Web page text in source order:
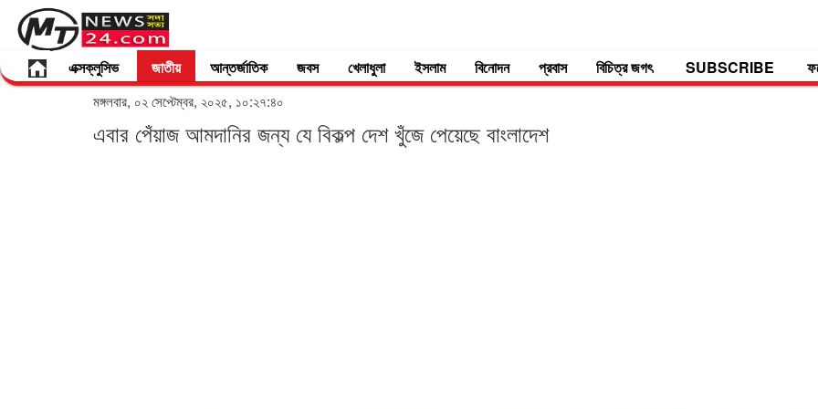
এক্সক্লুসিভ জাতীয় আন্তর্জাতিক জবস খেলাধুলা ইসলাম বিনোদন প্রবাস বিচিত্র জগৎ SUBSCRIBE
মঙ্গলবার, ০২ সেপ্টেম্বর, ২০২৫, ১০:২৭:৪০
এবার পেঁয়াজ আমদানির জন্য যে বিকল্প দেশ খুঁজে পেয়েছে বাংলাদেশ